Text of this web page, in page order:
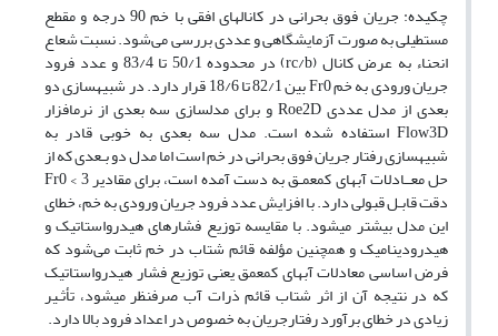
چکیده: جریان فوق بحرانی در کانال‏های افقی با خم 90 درجه‏ و مقطع
مستطیلی به صورت آزمایشگاهی و عددی بررسی می‌شود. نسبت شعاع
انحناء به عرض کانال (rc/b) در محدوده 50/1 تا 83/4 و عدد فرود
جریان ورودی به خم Fr0 بین 82/1 تا 18/6 قرار دارد. در شبیه‏سازی دو
بعدی از مدل عددی Roe2D و برای مدل‏سازی سه بعدی از نرم‏افزار
Flow3D استفاده شده است. مدل‏ سه بعدی به خوبی قادر به
شبیه‏سازی رفتار جریان فوق بحرانی در خم است اما مدل دو بـعدی که از
حل معــادلات آب‏های کم‏عمـق به دست آمده است، برای مقادیر 3 > Fr0
دقت قابـل قبولی دارد. با افزایش عدد فرود جریان ورودی به خم، خطای
این مدل بیشتر می‏شود. با مقایسه توزیع فشارهای هیدرواستاتیک و
هیدرودینامیک و همچنین مؤلفه قائم شتاب در خم ثابت می‌شود که
فرض اساسی معادلات آب‏های کم‏عمق یعنی توزیع فشار هیدرواستاتیک
که در نتیجه آن از اثر شتاب قائم ذرات آب صرفنظر می‏شود، تأثـیر
زیادی در خطای برآورد رفتارجریان به خصوص در اعداد فرود بالا دارد.